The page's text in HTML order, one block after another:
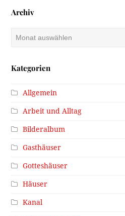
Archiv
Archiv
Kategorien
Allgemein
Arbeit und Alltag
Bilderalbum
Gasthäuser
Gotteshäuser
Häuser
Kanal